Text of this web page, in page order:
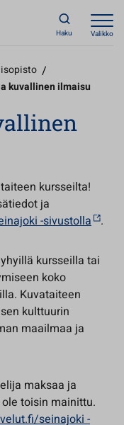
Haku Valikko
/
kuvallinen ilmaisu
kursseilta!
ja
-sivustolla .
kursseilla tai
koko
Kuvataiteen
kulttuurin
maailmaa ja
maksaa ja
toisin mainittu.
seinajoki -